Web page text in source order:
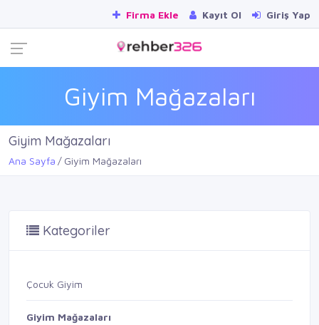
Firma Ekle Kayıt Ol Giriş Yap
Giyim Mağazaları
Giyim Mağazaları
Ana Sayfa Giyim Mağazaları
Kategoriler
Çocuk Giyim
Giyim Mağazaları